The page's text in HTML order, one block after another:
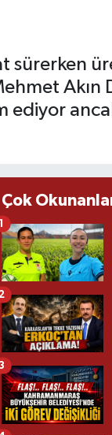
sürerken
ediyor
Çok
1